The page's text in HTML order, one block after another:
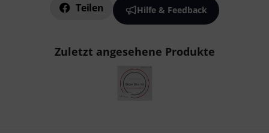
Teilen Hilfe & Feedback
Zuletzt angesehene Produkte